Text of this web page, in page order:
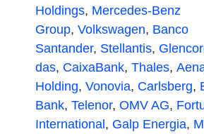
Holdings, Mercedes-Benz
Group, Volkswagen, Banco
Santander, Stellantis,
das, CaixaBank, Thales,
Holding, Vonovia, Carlsberg,
Bank, Telenor, OMV AG,
International, Galp Energia,